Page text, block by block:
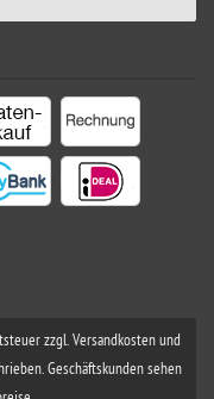
zzgl. Versandkosten und
Geschäftskunden sehen